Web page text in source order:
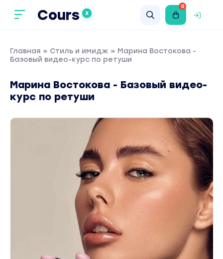
Cours X
0
Главная » Стиль и имидж » Марина Востокова -
Базовый видео-курс по ретуши
Марина Востокова - Базовый видео-
курс по ретуши